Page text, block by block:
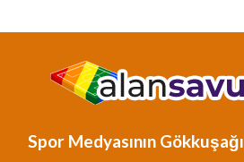
Spor Medyasının Gökkuşağı